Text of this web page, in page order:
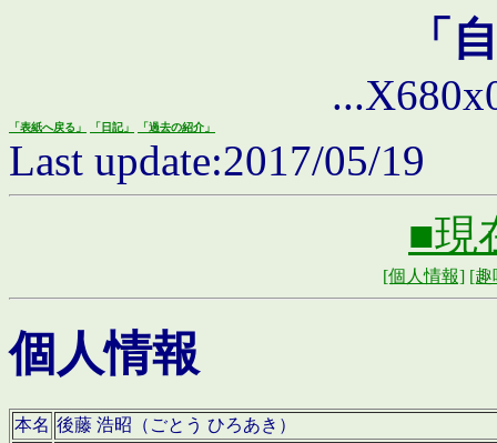
「
「表紙へ戻る」 「日記」 「過去の紹介」
Last update:2017/05/19
■現
[個人情報] [趣
個人情報
本名 後藤 浩昭（ごとう ひろあき）